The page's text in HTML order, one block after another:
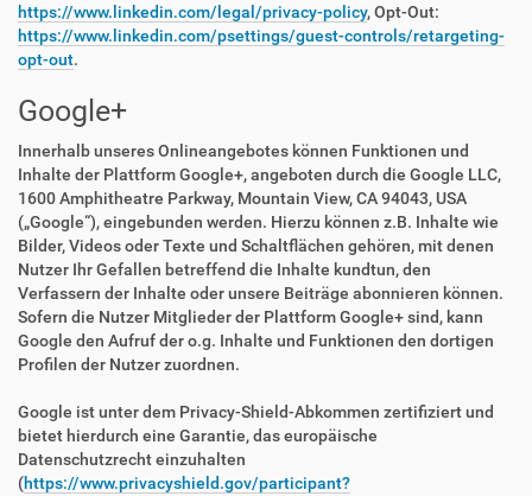
https://www.linkedin.com/legal/privacy-policy, Opt-Out:
https://www.linkedin.com/psettings/guest-controls/retargeting-
opt-out.
Google+
Innerhalb unseres Onlineangebotes können Funktionen und
Inhalte der Plattform Google+, angeboten durch die Google LLC,
1600 Amphitheatre Parkway, Mountain View, CA 94043, USA
(„Google“), eingebunden werden. Hierzu können z.B. Inhalte wie
Bilder, Videos oder Texte und Schaltflächen gehören, mit denen
Nutzer Ihr Gefallen betreffend die Inhalte kundtun, den
Verfassern der Inhalte oder unsere Beiträge abonnieren können.
Sofern die Nutzer Mitglieder der Plattform Google+ sind, kann
Google den Aufruf der o.g. Inhalte und Funktionen den dortigen
Profilen der Nutzer zuordnen.
Google ist unter dem Privacy-Shield-Abkommen zertifiziert und
bietet hierdurch eine Garantie, das europäische
Datenschutzrecht einzuhalten
(https://www.privacyshield.gov/participant?